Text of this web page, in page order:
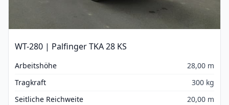
WT-280 | Palfinger TKA 28 KS
Arbeitshöhe
28,00 m
Tragkraft
300 kg
Seitliche Reichweite
20,00 m